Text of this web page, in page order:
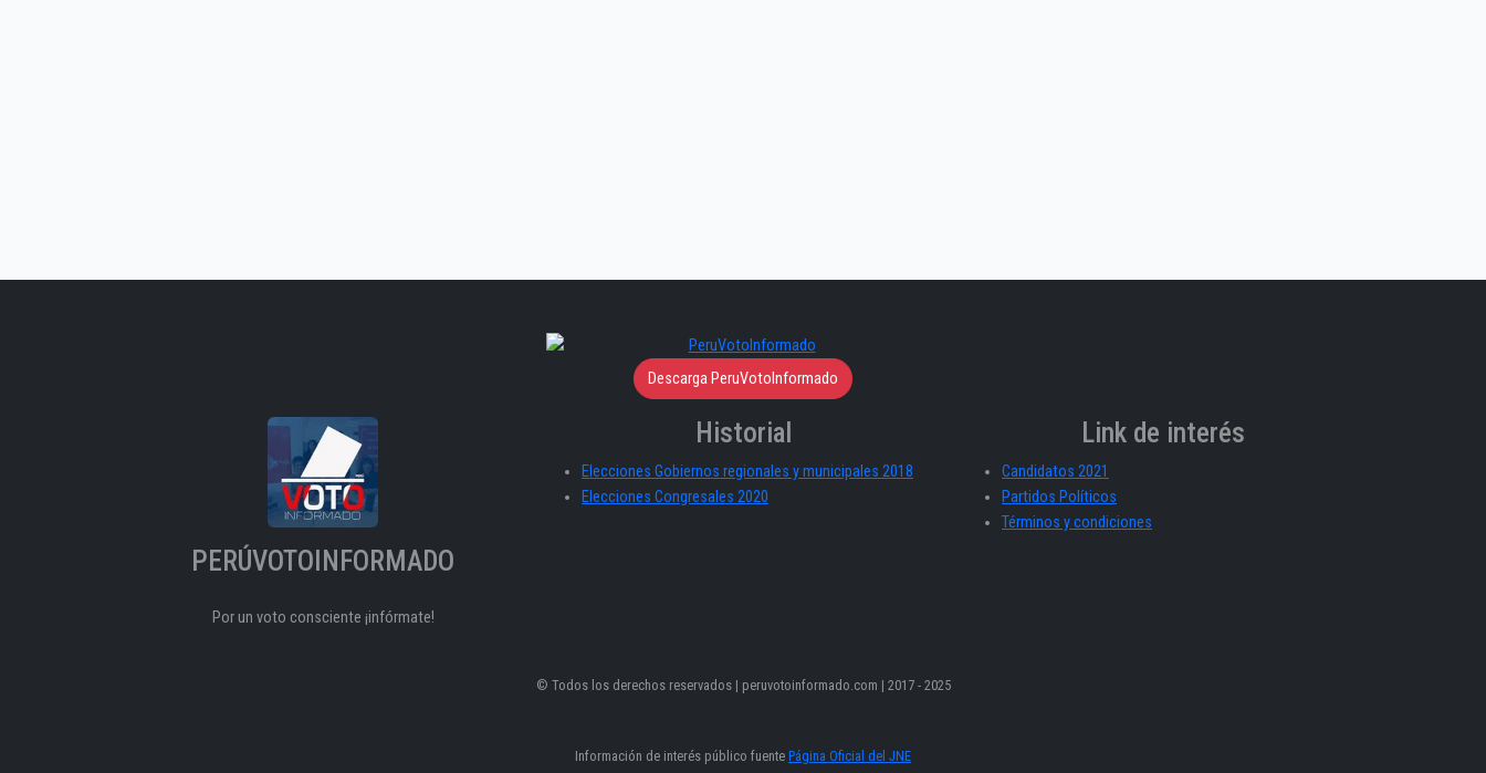
Descarga PeruVotoInformado
PERÚVOTOINFORMADO
Por un voto consciente ¡infórmate!
Historial
Elecciones Gobiernos regionales y municipales 2018
Elecciones Congresales 2020
Link de interés
Candidatos 2021
Partidos Políticos
Términos y condiciones
© Todos los derechos reservados | peruvotoinformado.com | 2017 - 2025
Información de interés público fuente Página Oficial del JNE